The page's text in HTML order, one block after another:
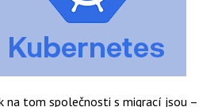
na tom společnosti s migrací jsou –